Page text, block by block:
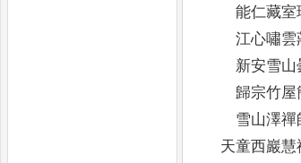
能仁藏室
江心嘯雲
新安雪山
歸宗竹屋
雪山澤禪
天童西巖慧